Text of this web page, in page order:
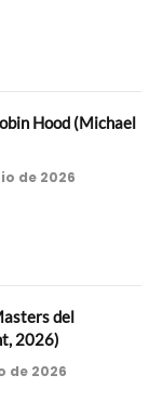
Hood (Michael
de 2026
del
2026)
de 2026